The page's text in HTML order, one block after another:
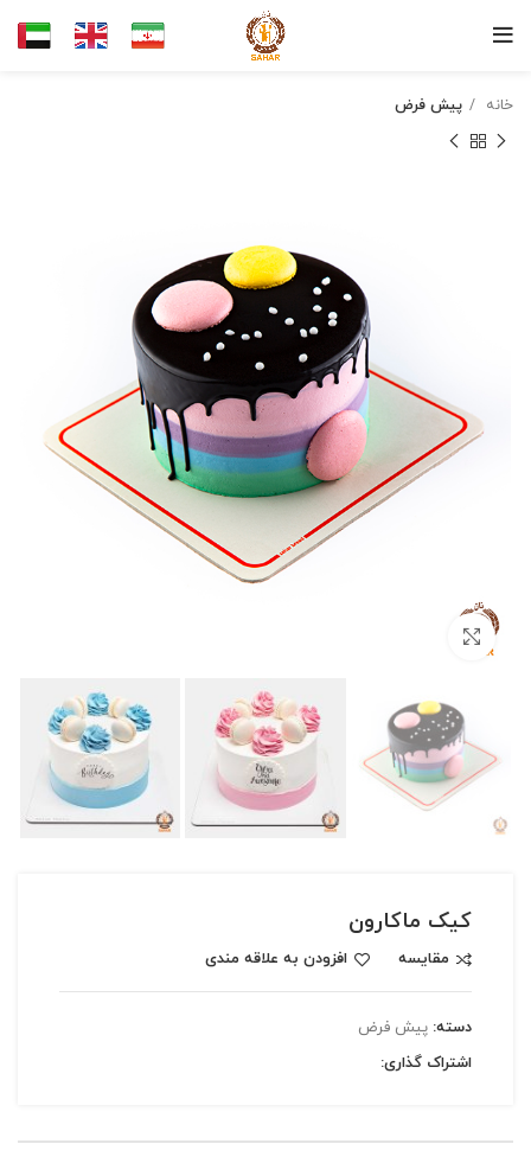
خانه پیش فرض
کیک ماکارون
مقایسه افزودن به علاقه مندی
دسته: پیش فرض
اشتراک گذاری: